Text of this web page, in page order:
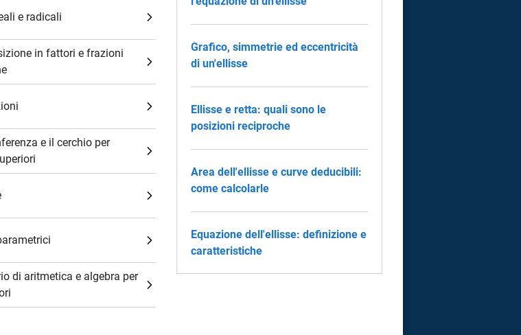
e radicali
in fattori e frazioni
e il cerchio per
di aritmetica e algebra per
Grafico, simmetrie ed eccentricità
di un'ellisse
Ellisse e retta: quali sono le
posizioni reciproche
Area dell'ellisse e curve deducibili:
come calcolarle
Equazione dell'ellisse: definizione e
caratteristiche